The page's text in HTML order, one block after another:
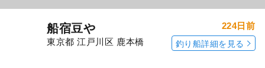
船宿豆や
東京都 江戸川区 鹿本橋
224日前
釣り船詳細を見る